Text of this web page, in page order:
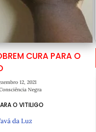
CURA PARA O
12, 2021
Negra
O VITILIGO
da Luz